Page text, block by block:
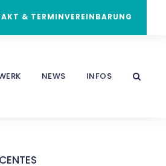
& TERMINVEREINBARUNG
NEWS INFOS